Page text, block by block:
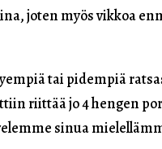
joten myös vikkoa
tai pidempiä
riittää jo 4 hengen
sinua